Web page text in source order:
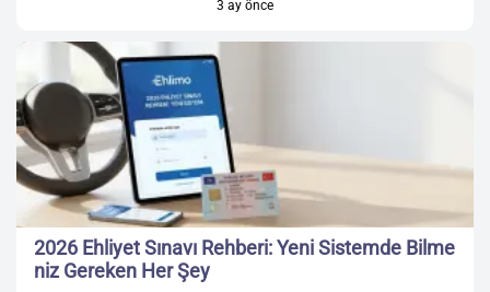
3 ay önce
2026 Ehliyet Sınavı Rehberi: Yeni Sistemde Bilme
niz Gereken Her Şey